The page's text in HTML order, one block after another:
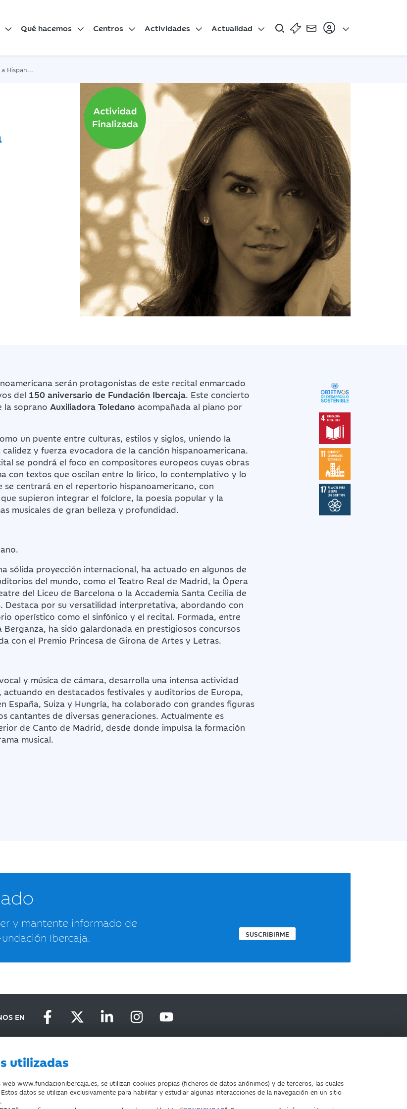
utilizadas
www.fundacionibercaja.es, se utilizan cookies propias (ficheros de datos anónimos) y de terceros, las cuales
datos se utilizan exclusivamente para habilitar y estudiar algunas interacciones de la navegación en un sitio
Qué hacemos Centros Actividades Actualidad
serán protagonistas de este recital enmarcado
del 150 aniversario de Fundación Ibercaja. Este concierto
la soprano Auxiliadora Toledano acompañada al piano por
un puente entre culturas, estilos y siglos, uniendo la
y fuerza evocadora de la canción hispanoamericana.
se pondrá el foco en compositores europeos cuyas obras
con textos que oscilan entre lo lírico, lo contemplativo y lo
se centrará en el repertorio hispanoamericano, con
supieron integrar el folclore, la poesía popular y la
musicales de gran belleza y profundidad.
sólida proyección internacional, ha actuado en algunos de
del mundo, como el Teatro Real de Madrid, la Ópera
del Liceu de Barcelona o la Accademia Santa Cecilia de
Destaca por su versatilidad interpretativa, abordando con
operístico como el sinfónico y el recital. Formada, entre
Berganza, ha sido galardonada en prestigiosos concursos
con el Premio Princesa de Girona de Artes y Letras.
y música de cámara, desarrolla una intensa actividad
en destacados festivales y auditorios de Europa,
España, Suiza y Hungría, ha colaborado con grandes figuras
cantantes de diversas generaciones. Actualmente es
de Canto de Madrid, desde donde impulsa la formación
musical.
y mantente informado de
Ibercaja.
SUSCRIBIRME
EN
COOKIES